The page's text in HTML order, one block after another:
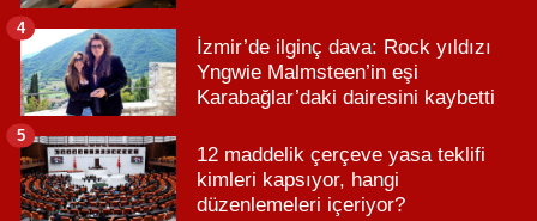
İzmir’de ilginç dava: Rock yıldızı
Yngwie Malmsteen’in eşi
Karabağlar’daki dairesini kaybetti
4
12 maddelik çerçeve yasa teklifi
kimleri kapsıyor, hangi
düzenlemeleri içeriyor?
5